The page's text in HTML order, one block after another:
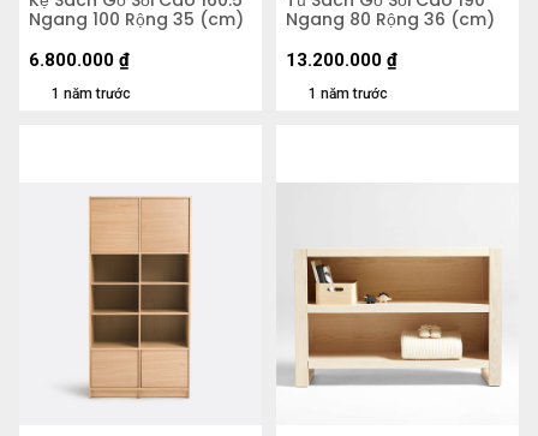
Ngang 100 Rộng 35 (cm)
1 năm trước
6.800.000 ₫
Ngang 80 Rộng 36 (cm)
1 năm trước
13.200.000 ₫